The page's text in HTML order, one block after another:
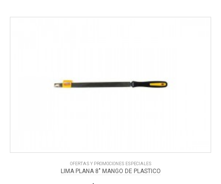
OFERTAS Y PROMOCIONES ESPECIALES
LIMA PLANA 8" MANGO DE PLASTICO